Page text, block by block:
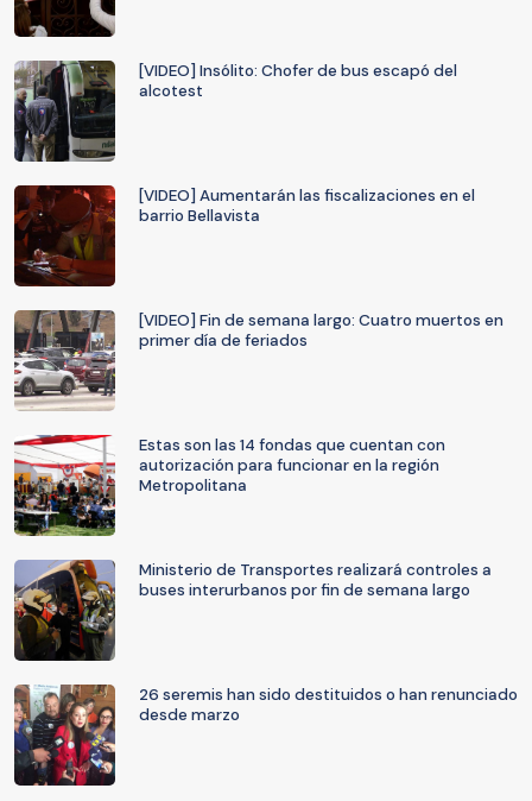
[VIDEO] Insólito: Chofer de bus escapó del
alcotest
[VIDEO] Aumentarán las fiscalizaciones en el
barrio Bellavista
[VIDEO] Fin de semana largo: Cuatro muertos en
primer día de feriados
Estas son las 14 fondas que cuentan con
autorización para funcionar en la región
Metropolitana
Ministerio de Transportes realizará controles a
buses interurbanos por fin de semana largo
26 seremis han sido destituidos o han renunciado
desde marzo